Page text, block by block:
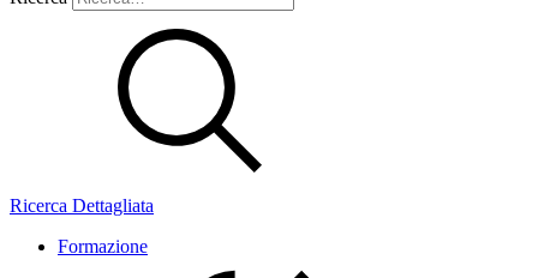
Ricerca Dettagliata
Formazione